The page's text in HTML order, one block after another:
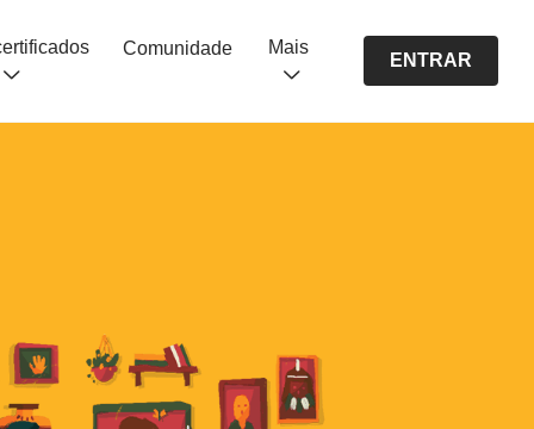
Cursos certificados Comunidade Mais
ENTRAR